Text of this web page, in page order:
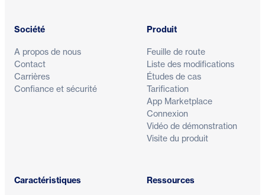
Société
A propos de nous
Contact
Carrières
Confiance et sécurité
Produit
Feuille de route
Liste des modifications
Études de cas
Tarification
App Marketplace
Connexion
Vidéo de démonstration
Visite du produit
Caractéristiques Ressources